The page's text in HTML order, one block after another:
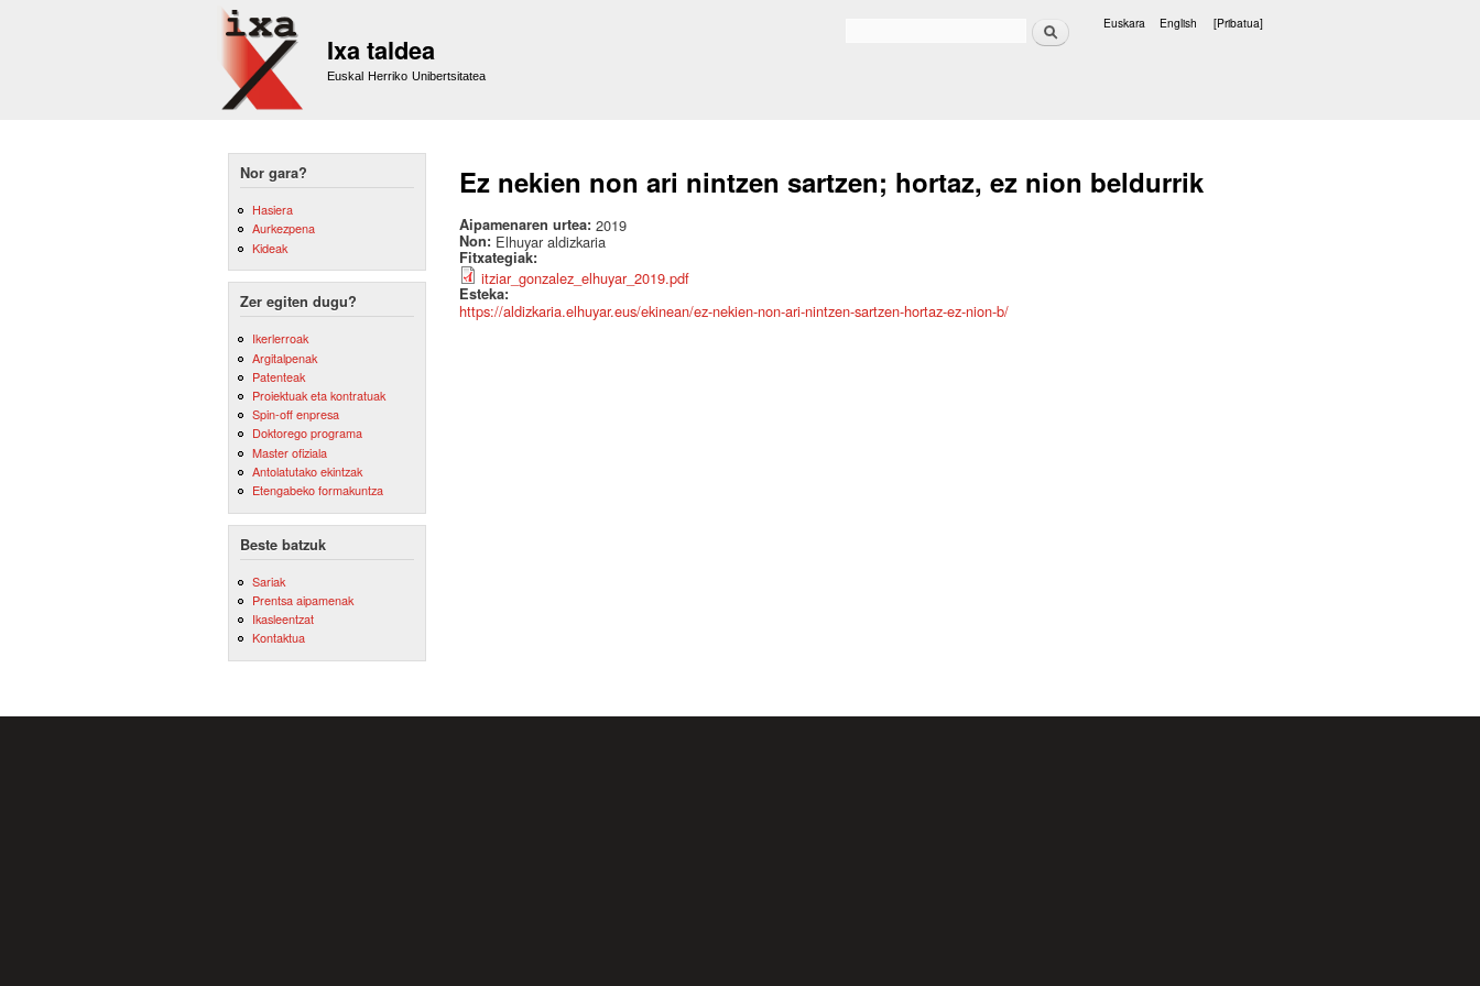
Ixa taldea
Euskal Herriko Unibertsitatea
Bilatu Euskara English [Pribatua]
Nor gara?
Hasiera
Aurkezpena
Kideak
Zer egiten dugu?
Ikerlerroak
Argitalpenak
Patenteak
Proiektuak eta kontratuak
Spin-off enpresa
Doktorego programa
Master ofiziala
Antolatutako ekintzak
Etengabeko formakuntza
Beste batzuk
Sariak
Prentsa aipamenak
Ikasleentzat
Kontaktua
Ez nekien non ari nintzen sartzen; hortaz, ez nion beldurrik
Aipamenaren urtea: 2019
Non: Elhuyar aldizkaria
Fitxategiak:
itziar_gonzalez_elhuyar_2019.pdf
Esteka:
https://aldizkaria.elhuyar.eus/ekinean/ez-nekien-non-ari-nintzen-sartzen-hortaz-ez-nion-b/